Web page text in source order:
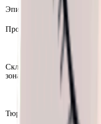
Эпицентр
1.0
Пролог
1.0
Складская
зона
Тюрьма